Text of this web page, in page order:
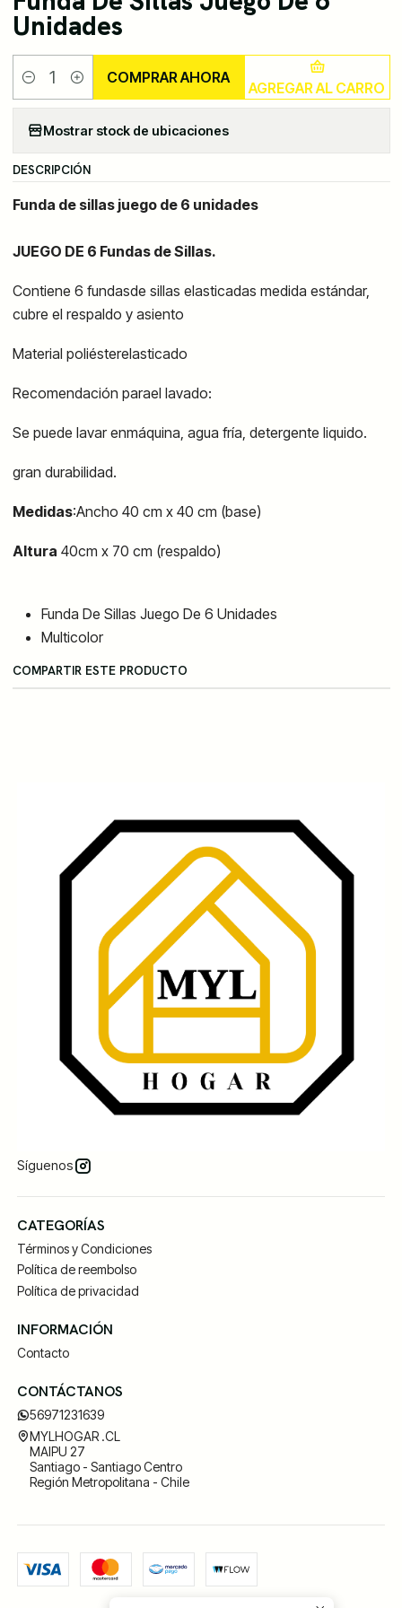
Unidades
Cantidad AGREGAR AL CARRO
COMPRAR AHORA
Mostrar stock de ubicaciones
DESCRIPCIÓN
Funda de sillas juego de 6 unidades
JUEGO DE 6 Fundas de Sillas.
Contiene 6 fundasde sillas elasticadas medida estándar,
cubre el respaldo y asiento
Material poliésterelasticado
Recomendación parael lavado:
Se puede lavar enmáquina, agua fría, detergente liquido.
gran durabilidad.
Medidas:Ancho 40 cm x 40 cm (base)
Altura 40cm x 70 cm (respaldo)
Funda De Sillas Juego De 6 Unidades
Multicolor
COMPARTIR ESTE PRODUCTO
Síguenos
CATEGORÍAS
Términos y Condiciones
Política de reembolso
Política de privacidad
INFORMACIÓN
Contacto
CONTÁCTANOS
56971231639
MYLHOGAR .CL
MAIPU 27
Santiago - Santiago Centro
Región Metropolitana - Chile